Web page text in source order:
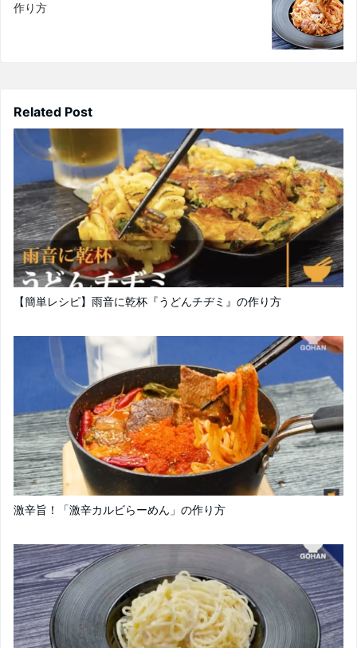
作り方
Related Post
【簡単レシピ】雨音に乾杯『うどんチヂミ』の作り方
激辛旨！「激辛カルビらーめん」の作り方